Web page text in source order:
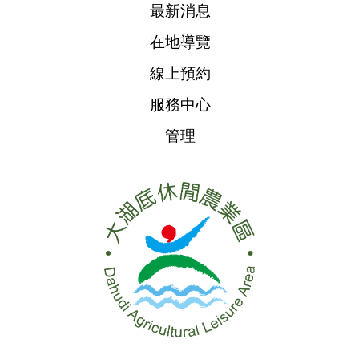
最新消息
在地導覽
線上預約
服務中心
管理